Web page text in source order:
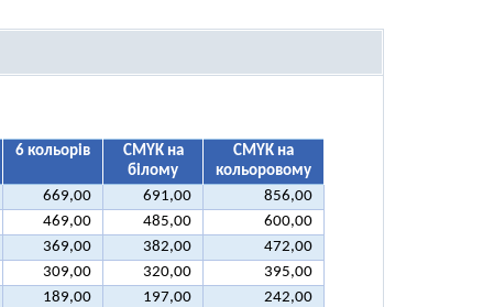
6 кольорів
CMYK на
білому
CMYK на
кольоровому
669,00 691,00
856,00
469,00 485,00
600,00
369,00 382,00
472,00
309,00 320,00
395,00
189,00 197,00
242,00